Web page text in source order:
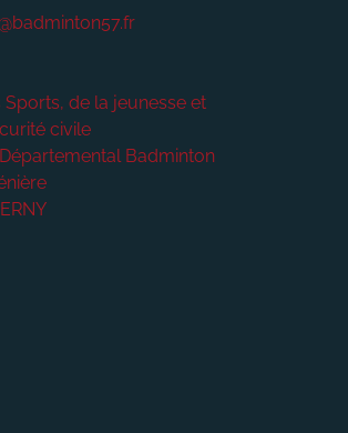
Sports, de la jeunesse et
civile
Badminton